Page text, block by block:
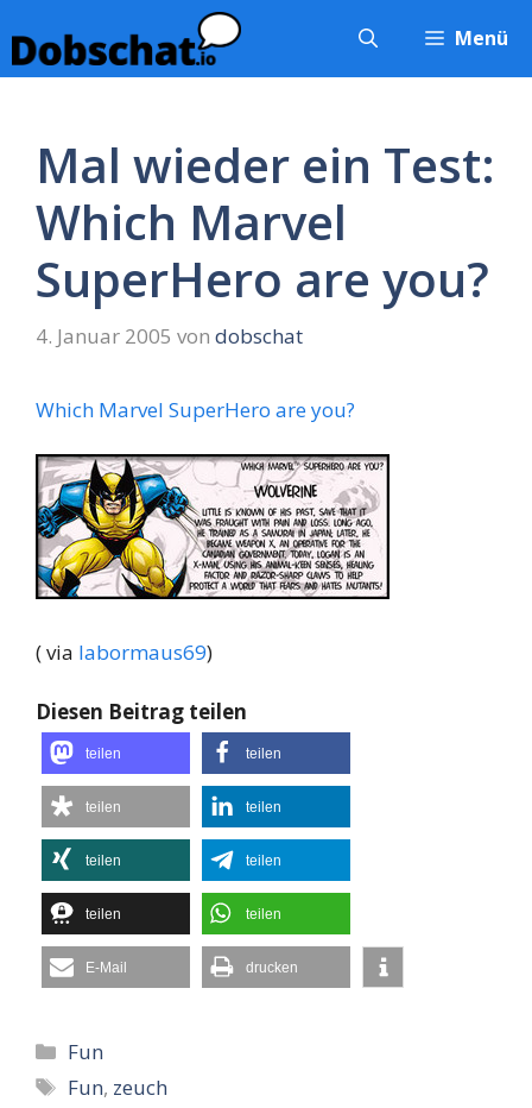
Inhalt
springen
Menü
Mal wieder ein Test:
Which Marvel
SuperHero are you?
4. Januar 2005 von dobschat
Which Marvel SuperHero are you?
( via labormaus69)
Diesen Beitrag teilen
teilen teilen
teilen teilen
teilen teilen
teilen teilen
E-Mail drucken
Kategorien
Fun
Schlagwörter
Fun, zeuch